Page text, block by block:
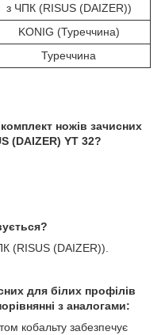
з ЧПК (RISUS (DAIZER))
KONIG (Туреччина)
Туреччина
ножів зачисних
(DAIZER) YT 32?
(RISUS (DAIZER)).
для білих профілів
з аналогами:
кобальту забезпечує